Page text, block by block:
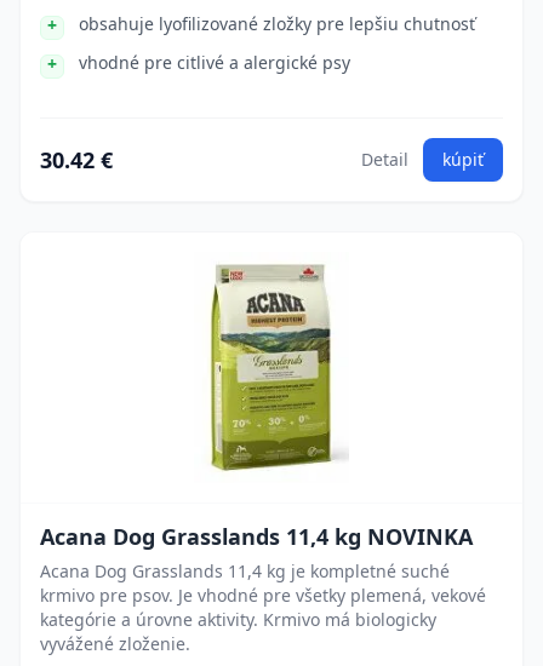
obsahuje lyofilizované zložky pre lepšiu chutnosť
vhodné pre citlivé a alergické psy
30.42 € Detail kúpiť
Acana Dog Grasslands 11,4 kg NOVINKA
Acana Dog Grasslands 11,4 kg je kompletné suché
krmivo pre psov. Je vhodné pre všetky plemená, vekové
kategórie a úrovne aktivity. Krmivo má biologicky
vyvážené zloženie.